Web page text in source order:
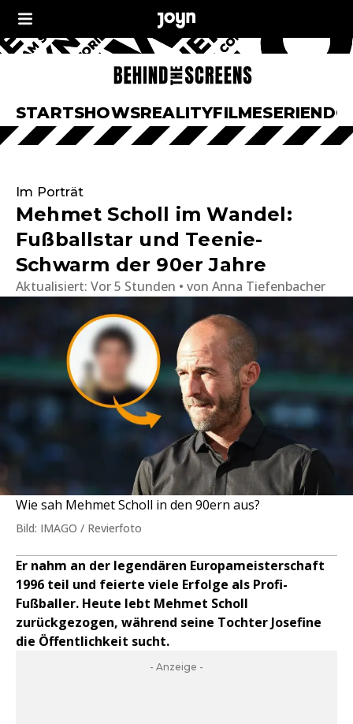
STARTSHOWSREALITYFILMESERIEN
Im Porträt
Mehmet Scholl im Wandel:
Fußballstar und Teenie-
Schwarm der 90er Jahre
Aktualisiert: Vor 5 Stunden von Anna Tiefenbacher
Wie sah Mehmet Scholl in den 90ern aus?
Bild: IMAGO / Revierfoto
Er nahm an der legendären Europameisterschaft
1996 teil und feierte viele Erfolge als Profi-
Fußballer. Heute lebt Mehmet Scholl
zurückgezogen, während seine Tochter Josefine
die Öffentlichkeit sucht.
- Anzeige -